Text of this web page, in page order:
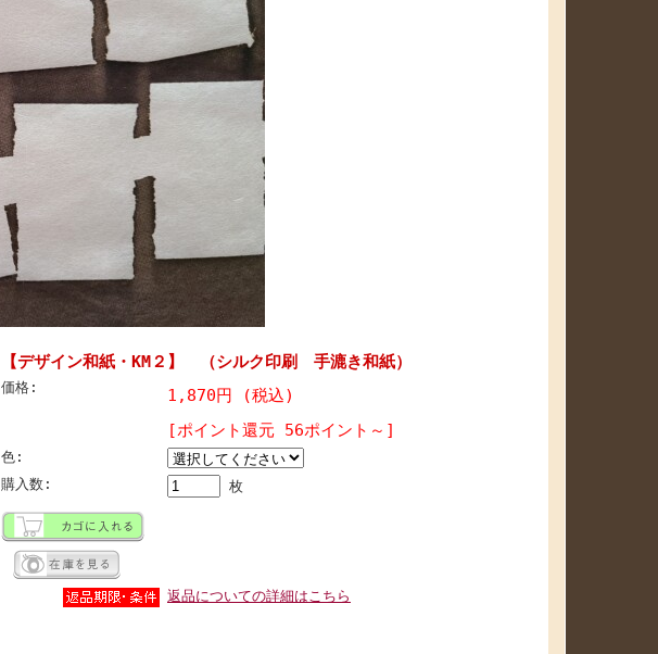
【デザイン和紙・KM２】 （シルク印刷 手漉き和紙）
価格:
1,870円 (税込)
[ポイント還元 56ポイント～]
色:
購入数:
枚
返品についての詳細はこちら